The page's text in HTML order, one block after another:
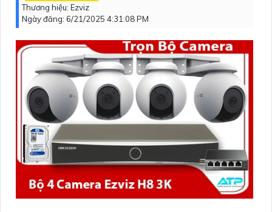
Thương hiệu: Ezviz
Ngày đăng: 6/21/2025 4:31:08 PM